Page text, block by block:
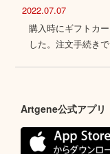
2022.07.07
購入時にギフトカ
した。注文手続き
Artgene公式アプリ